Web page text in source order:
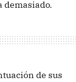
demasiado.
de sus